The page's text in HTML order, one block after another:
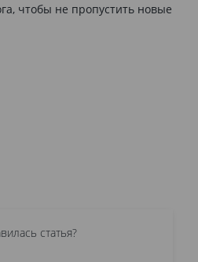
чтобы не пропустить новые
статья?